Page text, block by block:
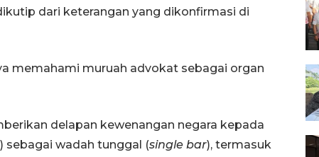
dari keterangan yang dikonfirmasi di
memahami muruah advokat sebagai organ
delapan kewenangan negara kepada
sebagai wadah tunggal (single bar), termasuk